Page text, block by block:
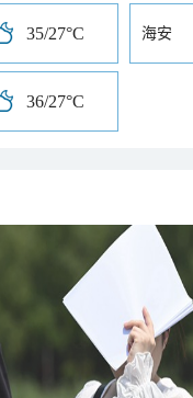
35/27°C 海安
36/27°C